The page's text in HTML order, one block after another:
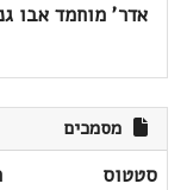
אדר' מוחמד אבו
מסמכים
סטטוס